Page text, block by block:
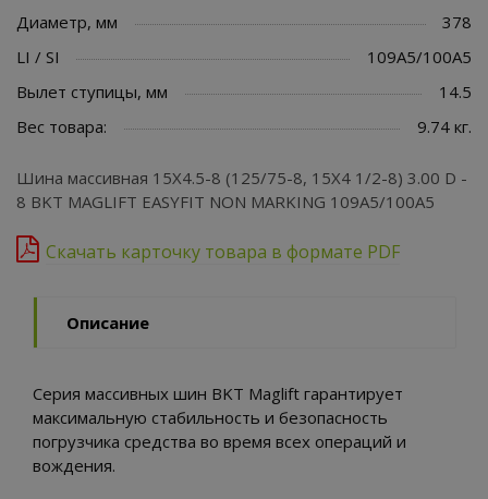
Диаметр, мм
378
LI / SI
109A5/100A5
Вылет ступицы, мм
14.5
Вес товара:
9.74 кг.
Шина массивная 15X4.5-8 (125/75-8, 15X4 1/2-8) 3.00 D -
8 BKT MAGLIFT EASYFIT NON MARKING 109A5/100A5
Скачать карточку товара в формате PDF
Описание
Серия массивных шин BKT Maglift гарантирует
максимальную стабильность и безопасность
погрузчика средства во время всех операций и
вождения.